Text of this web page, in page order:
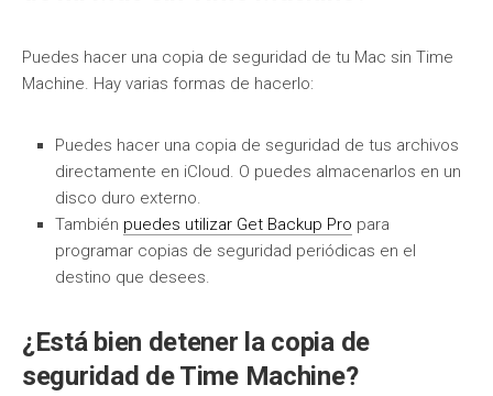
Puedes hacer una copia de seguridad de tu Mac sin Time
Machine. Hay varias formas de hacerlo:
Puedes hacer una copia de seguridad de tus archivos
directamente en iCloud. O puedes almacenarlos en un
disco duro externo.
También puedes utilizar Get Backup Pro para
programar copias de seguridad periódicas en el
destino que desees.
¿Está bien detener la copia de
seguridad de Time Machine?